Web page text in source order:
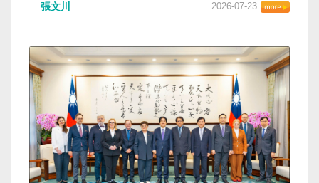
張文川 2026-07-23